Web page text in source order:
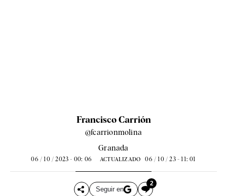
Francisco Carrión
@fcarrionmolina
Granada
06 / 10 / 2023 - 00: 06 ACTUALIZADO 06 / 10 / 23 - 11: 01
Seguir en
2